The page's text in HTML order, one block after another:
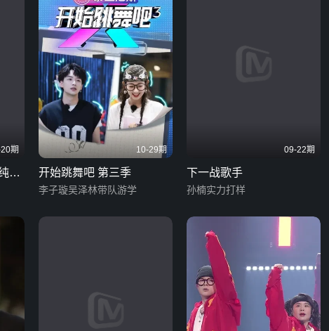
期
享
10-29期
开始跳舞吧 第三季
李子璇吴泽林带队游学
09-22期
下一战歌手
孙楠实力打样